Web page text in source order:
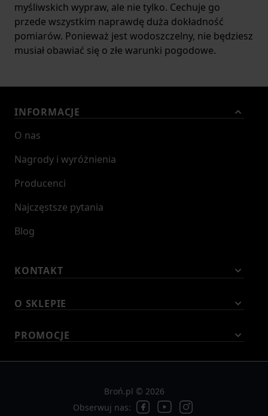
myśliwskich wypraw, ale nie tylko. Cechuje go
przede wszystkim naprawdę duża dokładność
pomiarów. Ponieważ jest wodoszczelny, nie będziesz
musiał obawiać się o złe warunki pogodowe.
INFORMACJE
O nas
Nagrody i wyróżnienia
Producenci
Najczęstsze pytania
Blog
KONTAKT
O SKLEPIE
PROMOCJE
Broń.pl © 2026
Obserwuj nas: